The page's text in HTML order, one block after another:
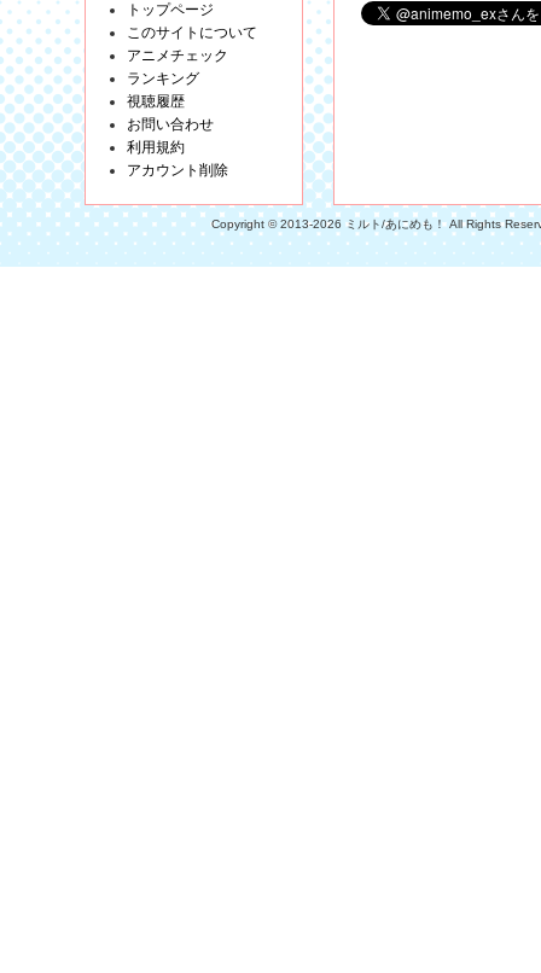
トップページ
このサイトについて
アニメチェック
ランキング
視聴履歴
お問い合わせ
利用規約
アカウント削除
Copyright © 2013-2026 ミルト/あにめも！ All Rights